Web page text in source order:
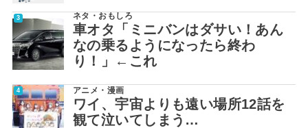
ネタ・おもしろ
車オタ「ミニバンはダサい！あん
なの乗るようになったら終わ
り！」←これ
アニメ・漫画
ワイ、宇宙よりも遠い場所12話を
観て泣いてしまう…